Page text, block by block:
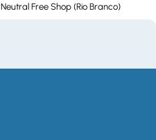
Neutral Free Shop (Rio Branco)